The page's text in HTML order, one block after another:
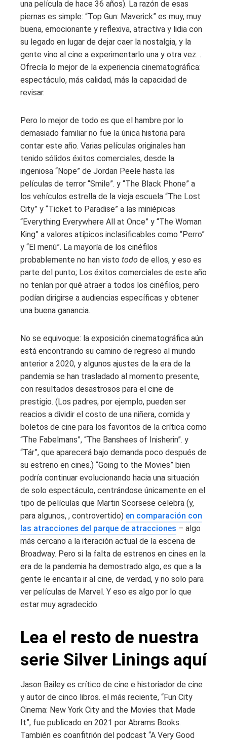
una película de hace 36 años). La razón de esas
piernas es simple: “Top Gun: Maverick” es muy, muy
buena, emocionante y reflexiva, atractiva y lidia con
su legado en lugar de dejar caer la nostalgia, y la
gente vino al cine a experimentarlo una y otra vez. .
Ofrecía lo mejor de la experiencia cinematográfica:
espectáculo, más calidad, más la capacidad de
revisar.
Pero lo mejor de todo es que el hambre por lo
demasiado familiar no fue la única historia para
contar este año. Varias películas originales han
tenido sólidos éxitos comerciales, desde la
ingeniosa “Nope” de Jordan Peele hasta las
películas de terror “Smile”. y “The Black Phone” a
los vehículos estrella de la vieja escuela “The Lost
City” y “Ticket to Paradise” a las miniépicas
“Everything Everywhere All at Once” y “The Woman
King” a valores atípicos inclasificables como “Perro”
y “El menú”. La mayoría de los cinéfilos
probablemente no han visto todo de ellos, y eso es
parte del punto; Los éxitos comerciales de este año
no tenían por qué atraer a todos los cinéfilos, pero
podían dirigirse a audiencias específicas y obtener
una buena ganancia.
No se equivoque: la exposición cinematográfica aún
está encontrando su camino de regreso al mundo
anterior a 2020, y algunos ajustes de la era de la
pandemia se han trasladado al momento presente,
con resultados desastrosos para el cine de
prestigio. (Los padres, por ejemplo, pueden ser
reacios a dividir el costo de una niñera, comida y
boletos de cine para los favoritos de la crítica como
“The Fabelmans”, “The Banshees of Inisherin”. y
“Tár”, que aparecerá bajo demanda poco después de
su estreno en cines.) “Going to the Movies” bien
podría continuar evolucionando hacia una situación
de solo espectáculo, centrándose únicamente en el
tipo de películas que Martin Scorsese celebra (y,
para algunos, , controvertido) en comparación con
las atracciones del parque de atracciones – algo
más cercano a la iteración actual de la escena de
Broadway. Pero si la falta de estrenos en cines en la
era de la pandemia ha demostrado algo, es que a la
gente le encanta ir al cine, de verdad, y no solo para
ver películas de Marvel. Y eso es algo por lo que
estar muy agradecido.
Lea el resto de nuestra
serie Silver Linings aquí
Jason Bailey es crítico de cine e historiador de cine
y autor de cinco libros. el más reciente, “Fun City
Cinema: New York City and the Movies that Made
It”, fue publicado en 2021 por Abrams Books.
También es coanfitrión del podcast “A Very Good